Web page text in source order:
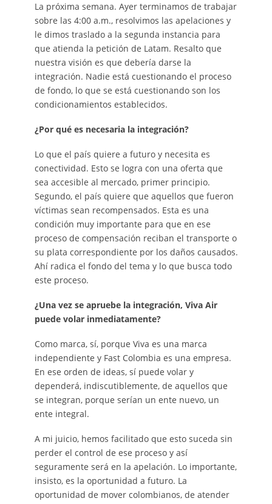
La próxima semana. Ayer terminamos de trabajar
sobre las 4:00 a.m., resolvimos las apelaciones y
le dimos traslado a la segunda instancia para
que atienda la petición de Latam. Resalto que
nuestra visión es que debería darse la
integración. Nadie está cuestionando el proceso
de fondo, lo que se está cuestionando son los
condicionamientos establecidos.
¿Por qué es necesaria la integración?
Lo que el país quiere a futuro y necesita es
conectividad. Esto se logra con una oferta que
sea accesible al mercado, primer principio.
Segundo, el país quiere que aquellos que fueron
víctimas sean recompensados. Esta es una
condición muy importante para que en ese
proceso de compensación reciban el transporte o
su plata correspondiente por los daños causados.
Ahí radica el fondo del tema y lo que busca todo
este proceso.
¿Una vez se apruebe la integración, Viva Air
puede volar inmediatamente?
Como marca, sí, porque Viva es una marca
independiente y Fast Colombia es una empresa.
En ese orden de ideas, sí puede volar y
dependerá, indiscutiblemente, de aquellos que
se integran, porque serían un ente nuevo, un
ente integral.
A mi juicio, hemos facilitado que esto suceda sin
perder el control de ese proceso y así
seguramente será en la apelación. Lo importante,
insisto, es la oportunidad a futuro. La
oportunidad de mover colombianos, de atender